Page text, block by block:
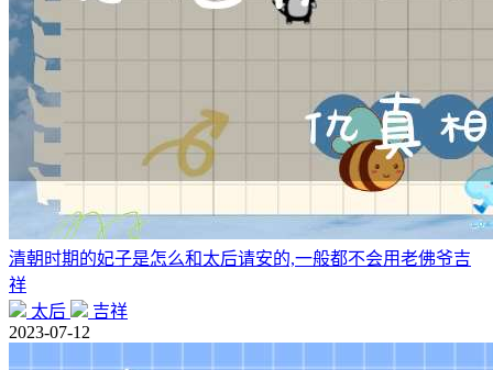
清朝时期的妃子是怎么和太后请安的,一般都不会用老佛爷吉
祥
太后
吉祥
2023-07-12